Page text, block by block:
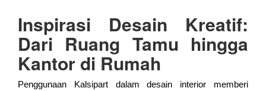
Inspirasi Desain Kreatif:
Dari Ruang Tamu hingga
Kantor di Rumah
Penggunaan Kalsipart dalam desain interior memberi